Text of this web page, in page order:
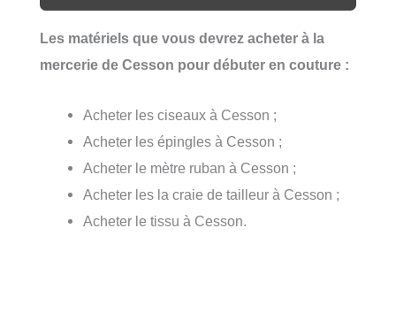
Les matériels que vous devrez acheter à la
mercerie de Cesson pour débuter en couture :
Acheter les ciseaux à Cesson ;
Acheter les épingles à Cesson ;
Acheter le mètre ruban à Cesson ;
Acheter les la craie de tailleur à Cesson ;
Acheter le tissu à Cesson.